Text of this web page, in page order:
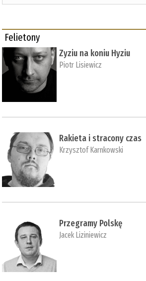
Felietony
Zyziu na koniu Hyziu
Piotr Lisiewicz
Rakieta i stracony czas
Krzysztof Karnkowski
Przegramy Polskę
Jacek Liziniewicz